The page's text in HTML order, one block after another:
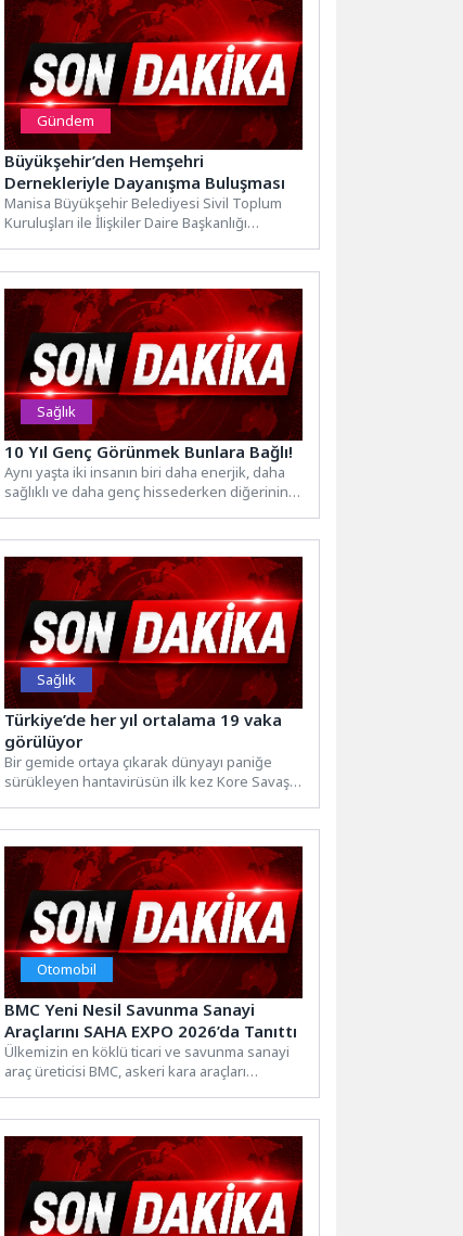
Gündem
Büyükşehir’den Hemşehri
Dernekleriyle Dayanışma Buluşması
Manisa Büyükşehir Belediyesi Sivil Toplum
Kuruluşları ile İlişkiler Daire Başkanlığı
Sağlık
10 Yıl Genç Görünmek Bunlara Bağlı!
Aynı yaşta iki insanın biri daha enerjik, daha
sağlıklı ve daha genç hissederken diğerinin
Sağlık
Türkiye’de her yıl ortalama 19 vaka
görülüyor
Bir gemide ortaya çıkarak dünyayı paniğe
sürükleyen hantavirüsün ilk kez Kore Savaşı
Otomobil
BMC Yeni Nesil Savunma Sanayi
Araçlarını SAHA EXPO 2026’da Tanıttı
Ülkemizin en köklü ticari ve savunma sanayi
araç üreticisi BMC, askeri kara araçları